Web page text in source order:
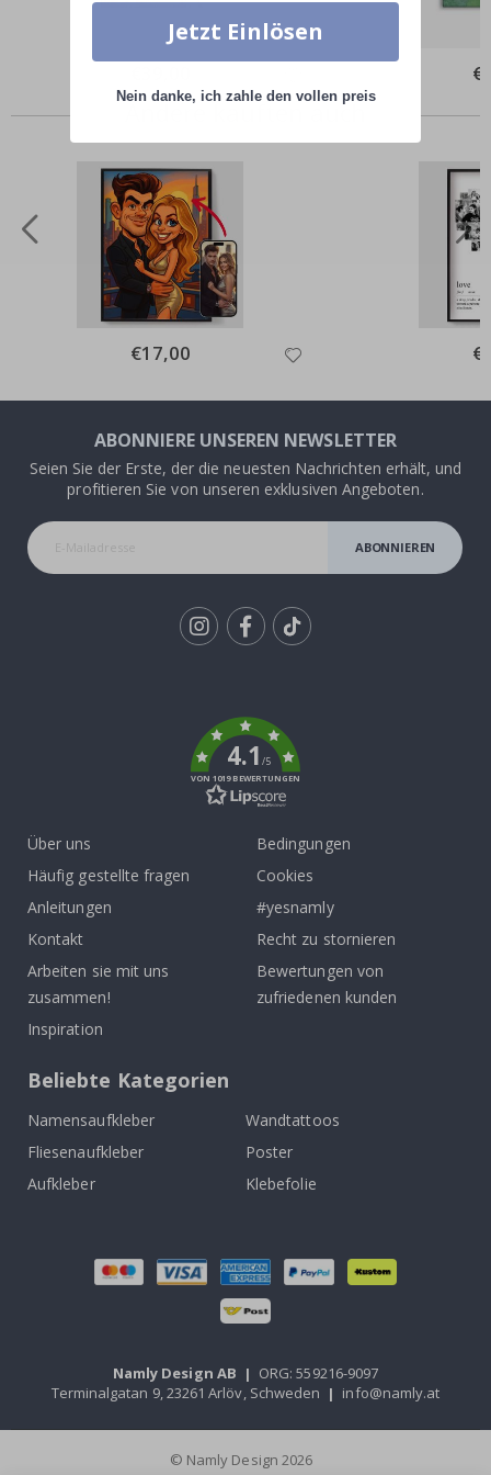
Andere kauften auch
Special
Price
€17,00
ABONNIERE UNSEREN NEWSLETTER
Seien Sie der Erste, der die neuesten Nachrichten erhält, und
profitieren Sie von unseren exklusiven Angeboten.
ABONNIEREN
4.1/5
VON 1019 BEWERTUNGEN
Über uns
Häufig gestellte fragen
Anleitungen
Kontakt
Arbeiten sie mit uns
zusammen!
Inspiration
Bedingungen
Cookies
#yesnamly
Recht zu stornieren
Bewertungen von
zufriedenen kunden
Beliebte Kategorien
Namensaufkleber
Wandtattoos
Fliesenaufkleber
Poster
Aufkleber
Klebefolie
Namly Design AB | ORG: 559216-9097
Terminalgatan 9, 23261 Arlöv, Schweden | info@namly.at
© Namly Design 2026
Jetzt Einlösen
Nein danke, ich zahle den vollen preis